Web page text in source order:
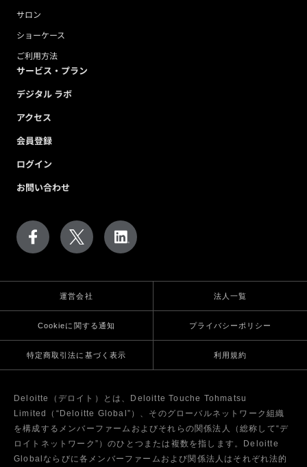
サロン
ショーケース
ご利用方法
サービス・プラン
デジタル ラボ
アクセス
会員登録
ログイン
お問い合わせ
運営会社 法人一覧
Cookieに関する通知 プライバシーポリシー
特定商取引法に基づく表示 利用規約
Deloitte（デロイト）とは、Deloitte Touche Tohmatsu
Limited（“Deloitte Global”）、そのグローバルネットワーク組織
を構成するメンバーファームおよびそれらの関係法人（総称して“デ
ロイトネットワーク”）のひとつまたは複数を指します。Deloitte
Globalならびに各メンバーファームおよび関係法人はそれぞれ法的